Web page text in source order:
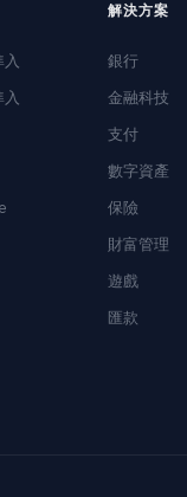
入
入
解決方案
銀行
金融科技
支付
數字資產
保險
財富管理
遊戲
匯款